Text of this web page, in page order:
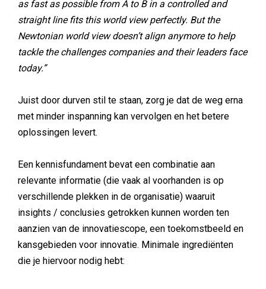
as fast as possible from A to B in a controlled and
straight line fits this world view perfectly. But the
Newtonian world view doesn’t align anymore to help
tackle the challenges companies and their leaders face
today.”
Juist door durven stil te staan, zorg je dat de weg erna
met minder inspanning kan vervolgen en het betere
oplossingen levert.
Een kennisfundament bevat een combinatie aan
relevante informatie (die vaak al voorhanden is op
verschillende plekken in de organisatie) waaruit
insights / conclusies getrokken kunnen worden ten
aanzien van de innovatiescope, een toekomstbeeld en
kansgebieden voor innovatie. Minimale ingrediënten
die je hiervoor nodig hebt: